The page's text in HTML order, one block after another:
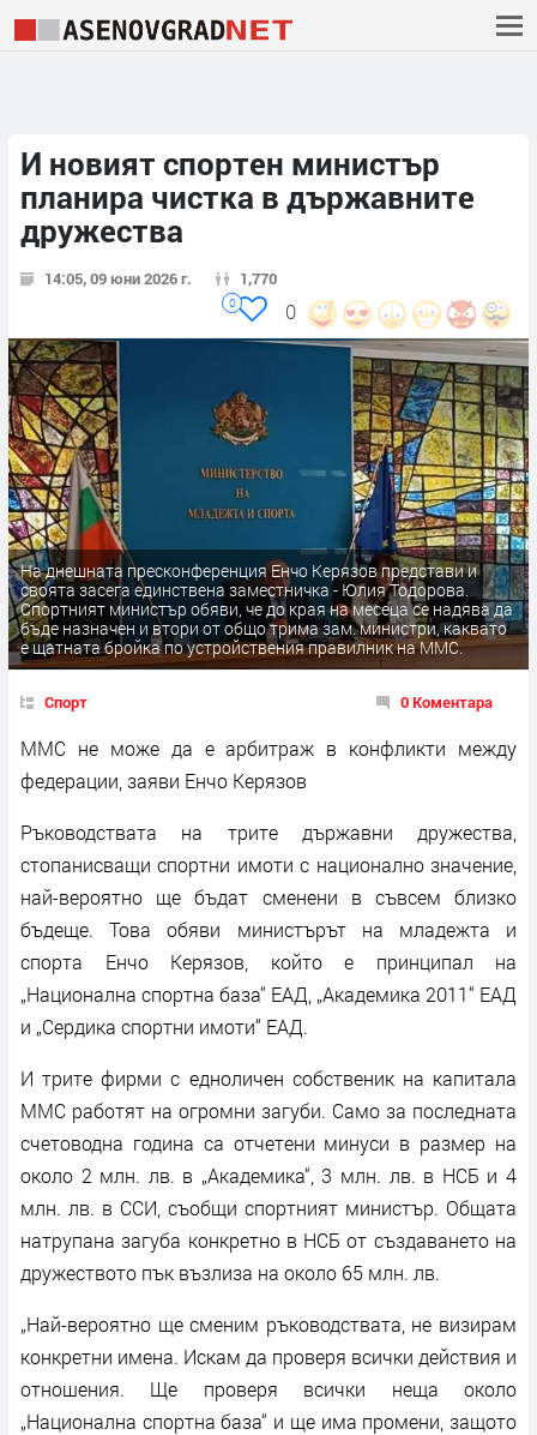
И новият спортен министър
планира чистка в държавните
дружества
14:05, 09 юни 2026 г. 1,770
0
0
На днешната пресконференция Енчо Керязов представи и
своята засега единствена заместничка - Юлия Тодорова.
Спортният министър обяви, че до края на месеца се надява да
бъде назначен и втори от общо трима зам. министри, каквато
е щатната бройка по устройствения правилник на ММС.
Спорт 0 Коментара
ММС не може да е арбитраж в конфликти между
федерации, заяви Енчо Керязов
Ръководствата на трите държавни дружества,
стопанисващи спортни имоти с национално значение,
най-вероятно ще бъдат сменени в съвсем близко
бъдеще. Това обяви министърът на младежта и
спорта Енчо Керязов, който е принципал на
„Национална спортна база“ ЕАД, „Академика 2011“ ЕАД
и „Сердика спортни имоти“ ЕАД.
И трите фирми с едноличен собственик на капитала
ММС работят на огромни загуби. Само за последната
счетоводна година са отчетени минуси в размер на
около 2 млн. лв. в „Академика“, 3 млн. лв. в НСБ и 4
млн. лв. в ССИ, съобщи спортният министър. Общата
натрупана загуба конкретно в НСБ от създаването на
дружеството пък възлиза на около 65 млн. лв.
„Най-вероятно ще сменим ръководствата, не визирам
конкретни имена. Искам да проверя всички действия и
отношения. Ще проверя всички неща около
„Национална спортна база“ и ще има промени, защото